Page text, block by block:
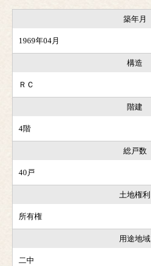
築年月
1969年04月
構造
ＲＣ
階建
4階
総戸数
40戸
土地権利
所有権
用途地域
二中